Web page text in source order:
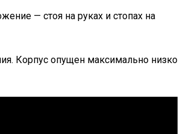
— стоя на руках и стопах на
Корпус опущен максимально низко